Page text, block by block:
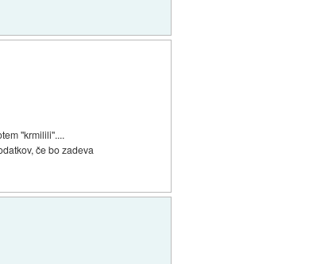
"krmilili"....
če bo zadeva